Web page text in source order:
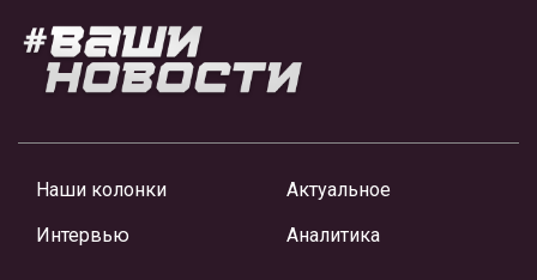
Наши колонки
Интервью
Актуальное
Аналитика